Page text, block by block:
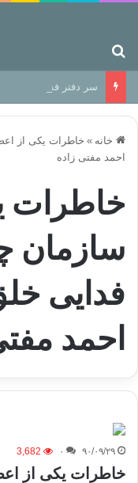
سر دفتر فساد در
خانه » خاطرات یکی از
احمد مفتی زاده
خاطرات
سازمان
فدایی
احمد
۹۰/۰۹/۲۹ ۰ 3,682
خاطرات یکی از